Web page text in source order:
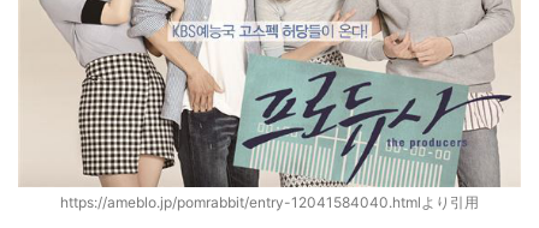
https://ameblo.jp/pomrabbit/entry-12041584040.htmlより引用